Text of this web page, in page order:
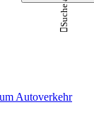
Autoverkehr